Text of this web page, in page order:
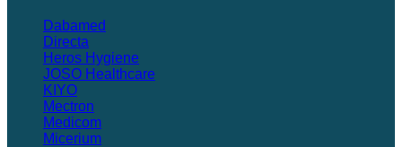
Dabamed
Directa
Heros Hygiene
JOSO Healthcare
KIYO
Mectron
Medicom
Micerium